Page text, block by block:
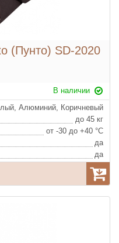
(Пунто) SD-2020
В наличии
Алюминий, Коричневый
до 45 кг
от -30 до +40 °С
да
да